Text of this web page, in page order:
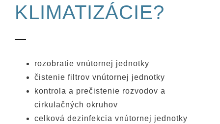
KLIMATIZÁCIE?
rozobratie vnútornej jednotky
čistenie filtrov vnútornej jednotky
kontrola a prečistenie rozvodov a
cirkulačných okruhov
celková dezinfekcia vnútornej jednotky